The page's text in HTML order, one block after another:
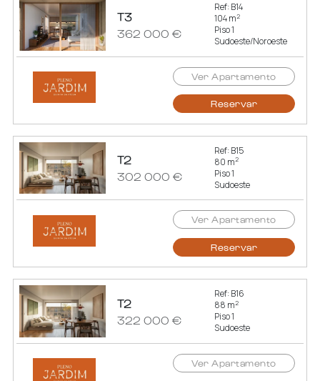
T3
362 000 €
Ref: B14
104 m2
Piso 1
Sudoeste/Noroeste
Ver Apartamento
Reservar
T2
302 000 €
Ref: B15
80 m2
Piso 1
Sudoeste
Ver Apartamento
Reservar
T2
322 000 €
Ref: B16
88 m2
Piso 1
Sudoeste
Ver Apartamento